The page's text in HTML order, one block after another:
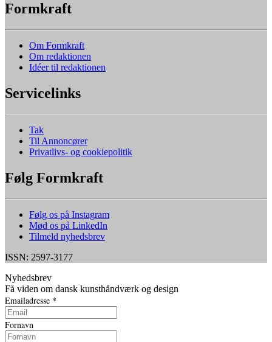
Formkraft
Om Formkraft
Om redaktionen
Idéer til redaktionen
Servicelinks
Tak
Til Annoncører
Privatlivs- og cookiepolitik
Følg Formkraft
Følg os på Instagram
Mød os på LinkedIn
Tilmeld nyhedsbrev
ISSN: 2597-3177
Nyhedsbrev
Få viden om dansk kunsthåndværk og design
Emailadresse *
Fornavn